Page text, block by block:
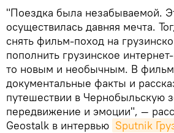
"Поездка была незабываемой.
осуществилась давняя мечта.
снять фильм-поход на
пополнить грузинское
то новым и необычным. В
документальные факты и
путешествии в Чернобыльскую
передвижение и эмоции", —
Geostalk в интервью Sputnik